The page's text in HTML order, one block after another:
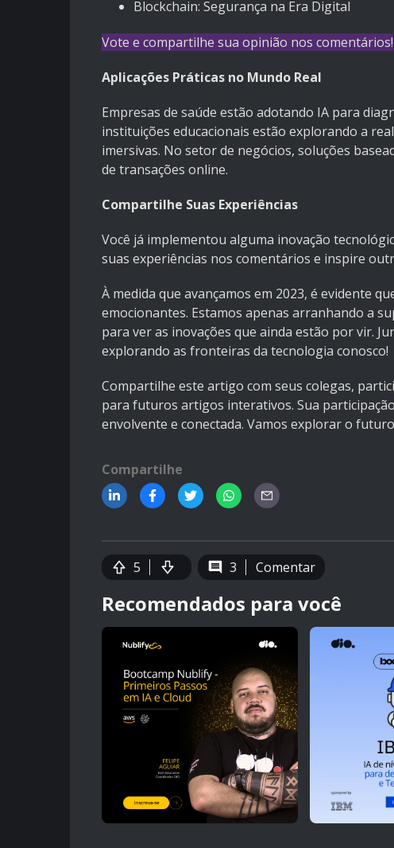
Blockchain: Segurança na Era Digital
Vote e compartilhe sua opinião nos comentários!
Aplicações Práticas no Mundo Real
Empresas de saúde estão adotando IA para
instituições educacionais estão explorando a
imersivas. No setor de negócios, soluções
de transações online.
Compartilhe Suas Experiências
Você já implementou alguma inovação
suas experiências nos comentários e inspire
À medida que avançamos em 2023, é evidente
emocionantes. Estamos apenas arranhando a
para ver as inovações que ainda estão por vir.
explorando as fronteiras da tecnologia conosco!
Compartilhe este artigo com seus colegas,
para futuros artigos interativos. Sua
envolvente e conectada. Vamos explorar o
Compartilhe
5 3 Comentar
Recomendados para você